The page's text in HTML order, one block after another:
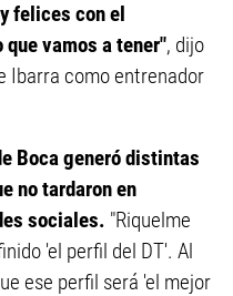
felices con el
vamos a tener", dijo
Ibarra como entrenador
Boca generó distintas
no tardaron en
sociales. "Riquelme
'el perfil del DT'. Al
ese perfil será 'el mejor